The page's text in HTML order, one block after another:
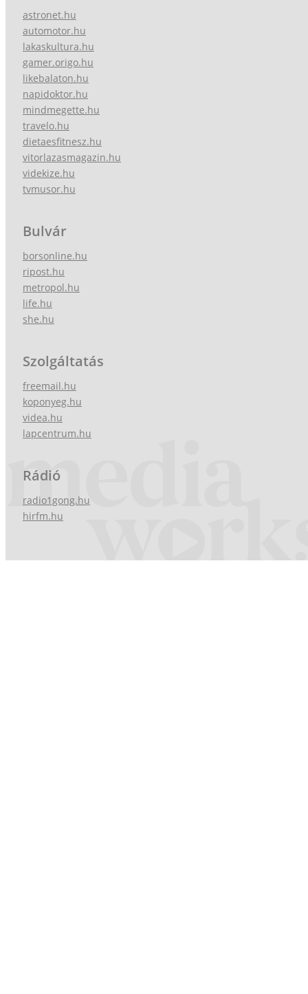
astronet.hu
automotor.hu
lakaskultura.hu
gamer.origo.hu
likebalaton.hu
napidoktor.hu
mindmegette.hu
travelo.hu
dietaesfitnesz.hu
vitorlazasmagazin.hu
videkize.hu
tvmusor.hu
Bulvár
borsonline.hu
ripost.hu
metropol.hu
life.hu
she.hu
Szolgáltatás
freemail.hu
koponyeg.hu
videa.hu
lapcentrum.hu
Rádió
radio1gong.hu
hirfm.hu